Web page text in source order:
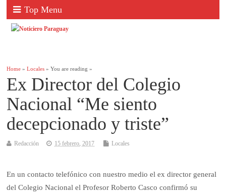
Top Menu
Home »Locales » You are reading »
Ex Director del Colegio
Nacional “Me siento
decepcionado y triste”
Redacción 15 febrero, 2017 Locales
En un contacto telefónico con nuestro medio el ex director general
del Colegio Nacional el Profesor Roberto Casco confirmó su